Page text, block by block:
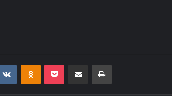
VKontakteOdnoklassniki
Pocket E-Posta ile paylaş Yazdır